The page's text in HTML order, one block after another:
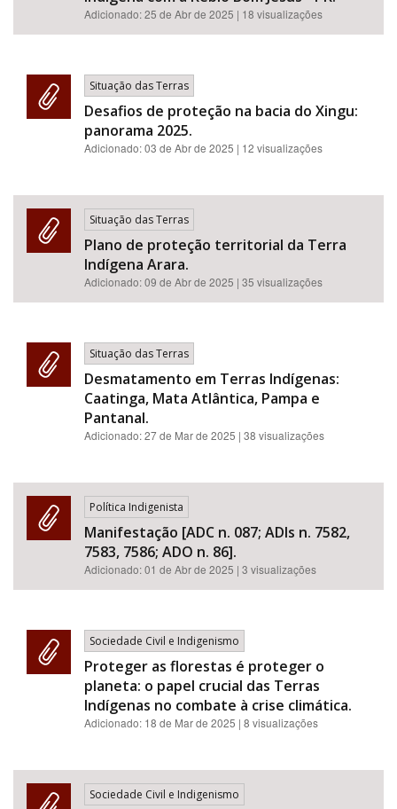
Adicionado:25 de Abr de 2025 | 18 visualizações
Situação das Terras
Desafios de proteção na bacia do Xingu:
panorama 2025.
Adicionado:03 de Abr de 2025 | 12 visualizações
Situação das Terras
Plano de proteção territorial da Terra
Indígena Arara.
Adicionado:09 de Abr de 2025 | 35 visualizações
Situação das Terras
Desmatamento em Terras Indígenas:
Caatinga, Mata Atlântica, Pampa e
Pantanal.
Adicionado:27 de Mar de 2025 | 38 visualizações
Política Indigenista
Manifestação [ADC n. 087; ADIs n. 7582,
7583, 7586; ADO n. 86].
Adicionado:01 de Abr de 2025 | 3 visualizações
Sociedade Civil e Indigenismo
Proteger as florestas é proteger o
planeta: o papel crucial das Terras
Indígenas no combate à crise climática.
Adicionado: 18 de Mar de 2025 | 8 visualizações
Sociedade Civil e Indigenismo